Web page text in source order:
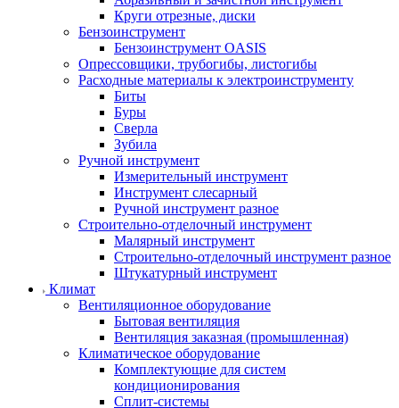
Круги отрезные, диски
Бензоинструмент
Бензоинструмент OASIS
Опрессовщики, трубогибы, листогибы
Расходные материалы к электроинструменту
Биты
Буры
Сверла
Зубила
Ручной инструмент
Измерительный инструмент
Инструмент слесарный
Ручной инструмент разное
Строительно-отделочный инструмент
Малярный инструмент
Строительно-отделочный инструмент разное
Штукатурный инструмент
Климат
Вентиляционное оборудование
Бытовая вентиляция
Вентиляция заказная (промышленная)
Климатическое оборудование
Комплектующие для систем
кондиционирования
Сплит-системы